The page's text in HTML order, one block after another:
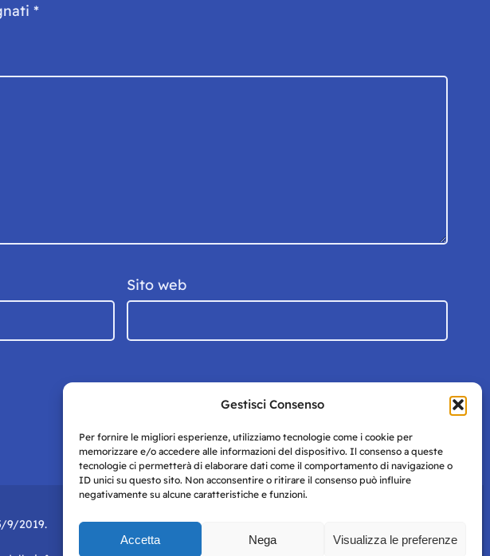
Gestisci Consenso
Per fornire le migliori esperienze, utilizziamo tecnologie come i cookie per
memorizzare e/o accedere alle informazioni del dispositivo. Il consenso a queste
tecnologie ci permetterà di elaborare dati come il comportamento di navigazione o
ID unici su questo sito. Non acconsentire o ritirare il consenso può influire
negativamente su alcune caratteristiche e funzioni.
Accetta Nega Visualizza le preferenze
*
Sito web
9/2019.